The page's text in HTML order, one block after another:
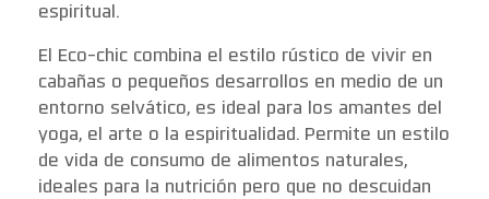
espiritual.
El Eco-chic combina el estilo rústico de vivir en
cabañas o pequeños desarrollos en medio de un
entorno selvático, es ideal para los amantes del
yoga, el arte o la espiritualidad. Permite un estilo
de vida de consumo de alimentos naturales,
ideales para la nutrición pero que no descuidan